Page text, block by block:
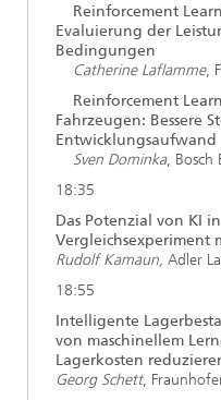
Reinforcement
Evaluierung der
Bedingungen
Catherine Laflamme,
Reinforcement
Fahrzeugen:
Entwicklungsaufwand
Sven Dominka, Bosch
18:35
Das Potenzial von KI
Vergleichsexperiment
Rudolf Kamaun, Adler
18:55
Intelligente
von maschinellem
Lagerkosten
Georg Schett,